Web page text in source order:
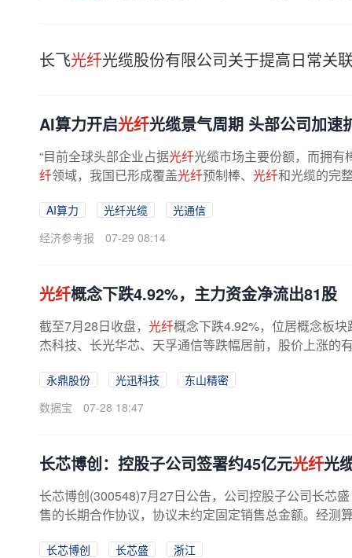
长飞光纤光缆股份有限公司关于提高日常关
AI算力开启光纤光缆景气周期 头部公司加速
“目前全球头部企业占据光纤光缆市场主要份额，而拥有
纤领域，我国已形成覆盖光纤预制棒、 光纤和光缆的完
AI算力 光纤光缆
光通信
经济参考报
07-29 08:14
光纤概念下跌4.92%，主力资金净流出81股
截至7月28日收盘， 光纤概念下跌4.92%，位居概念板
杰科技、长光华芯、天孚通信等跌幅居前，股价上涨的
永鼎股份 光迅科技
东山精密
数据宝
07-28 18:47
长芯博创：控股子公司签署约45亿元光纤光
长芯博创(300548)7月27日公告，公司控股子公司长芯
售的长期合作协议，协议未约定固定销售总金额。经测
长芯博创 长芯盛
浙江